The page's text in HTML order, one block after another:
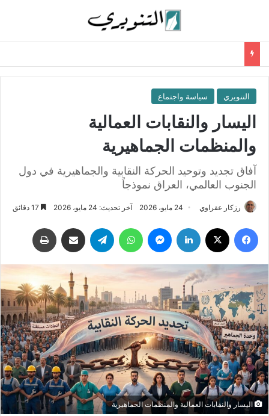
التنويري سياسة واجتماع
اليسار والنقابات العمالية
والمنظمات الجماهيرية
آفاق تجديد وتوحيد الحركة النقابية والجماهيرية في دول
الجنوب العالمي، العراق نموذجاً
رزكار عقراوي 24 مايو، 2026 آخر تحديث: 24 مايو، 2026
فيسبوك لينكدإن ماسنجر واتساب تيلقرام مشاركة عبر البريد
اليسار والنقابات العمالية والمنظمات الجماهيرية